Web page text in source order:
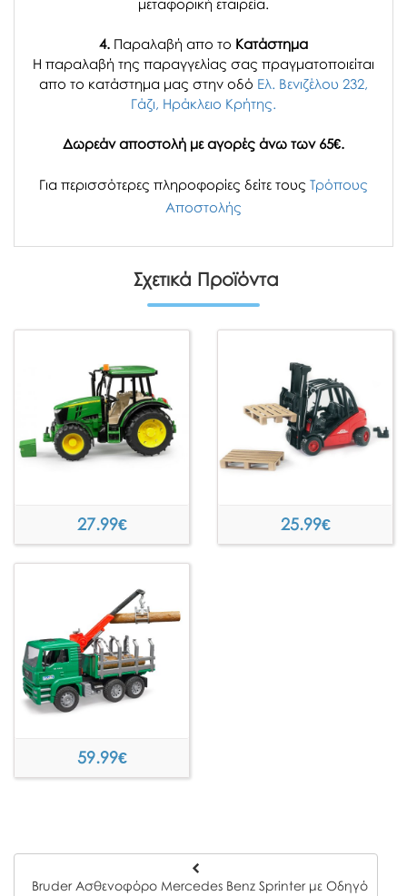
μεταφορική εταιρεία.
4. Παραλαβή απο το Κατάστημα
H παραλαβή της παραγγελίας σας πραγματοποιείται
απο το κατάστημα μας στην οδό Ελ. Βενιζέλου 232,
Γάζι, Ηράκλειο Κρήτης.
Δωρεάν αποστολή με αγορές άνω των 65€.
Για περισσότερες πληροφορίες δείτε τους Τρόπους
Αποστολής
Σχετικά Προϊόντα
27.99€ 25.99€
59.99€
Bruder Ασθενοφόρο Mercedes Benz Sprinter με Οδηγό